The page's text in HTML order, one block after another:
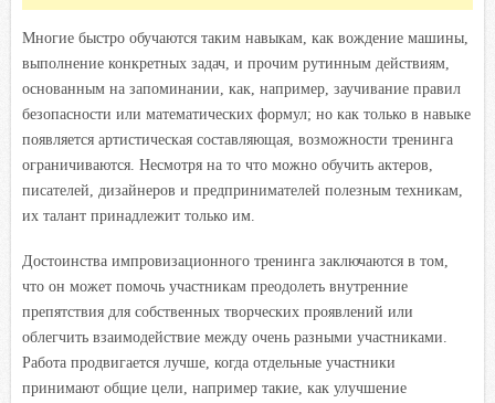
Многие быстро обучаются таким навыкам, как вождение машины,
выполнение конкретных задач, и прочим рутинным действиям,
основанным на запоминании, как, например, заучивание правил
безопасности или математических формул; но как только в навыке
появляется артистическая составляющая, возможности тренинга
ограничиваются. Несмотря на то что можно обучить актеров,
писателей, дизайнеров и предпринимателей полезным техникам,
их талант принадлежит только им.
Достоинства импровизационного тренинга заключаются в том,
что он может помочь участникам преодолеть внутренние
препятствия для собственных творческих проявлений или
облегчить взаимодействие между очень разными участниками.
Работа продвигается лучше, когда отдельные участники
принимают общие цели, например такие, как улучшение